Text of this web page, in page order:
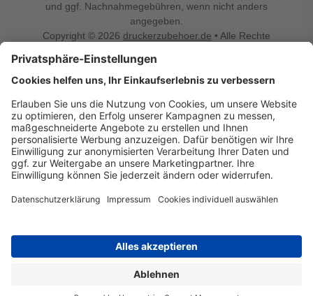
und ggf. Nachnahmegebühren, wenn nicht anders
angegeben.
Copyright © 2026 druckerzubehoer.de • Alle Rechte
Vertrag widerrufen
Druckerzubehoer.de – preiswerte Qualität für Ihr Office
Sie sind auf der Suche nach dem passenden Druckerzubehör
oder Zubehör für das Büro, den Computer oder Ihr
Smartphone? Dann sind Sie bei Druckerzubehoer.de genau
richtig! Unser breites Sortiment bietet unter anderem Tinte
und Toner für alle gängigen Druckermodelle – großer sowie
kleiner Hersteller. Zugleich sind wir Ihr Online Fachhandel für
einrichten, die Werkstatt ausstatten oder den Alltag mit
was Ihren Arbeitsplatz noch komfortabler macht, finden Sie
bei uns auch Bastelspaß, Schulbedarf, Beleuchtung,
für die ganze Familie. Entdecken Sie günstige Angebote und
allerlei Ideen auf Druckerzubehoer.de!